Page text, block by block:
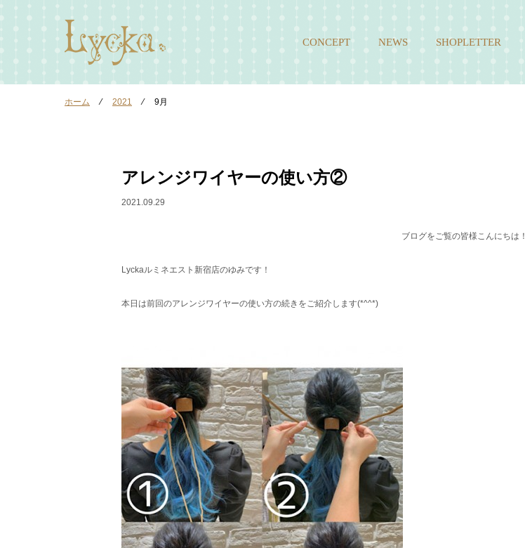
CONCEPT NEWS SHOPLETTER
ホーム ⁄ 2021 ⁄ 9月
アレンジワイヤーの使い方②
2021.09.29
ブログをご覧の皆様こんにちは！
Lyckaルミネエスト新宿店のゆみです！
本日は前回のアレンジワイヤーの使い方の続きをご紹介します(*^^*)